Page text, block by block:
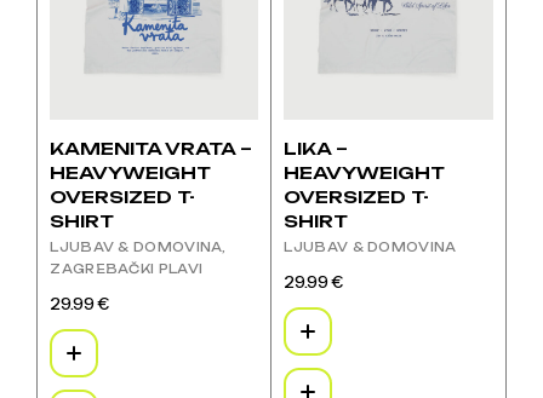
KAMENITA VRATA –
HEAVYWEIGHT
OVERSIZED T-
SHIRT
LJUBAV & DOMOVINA
ZAGREBAČKI PLAVI
29.99€
proizvod
ima
stranici
proizvoda
LIKA –
HEAVYWEIGHT
OVERSIZED T-
SHIRT
LJUBAV & DOMOVINA
29.99€
proizvod
ima